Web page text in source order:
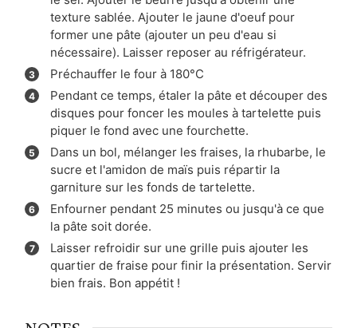
texture sablée. Ajouter le jaune d'oeuf pour
former une pâte (ajouter un peu d'eau si
nécessaire). Laisser reposer au réfrigérateur.
Préchauffer le four à 180°C
Pendant ce temps, étaler la pâte et découper des
disques pour foncer les moules à tartelette puis
piquer le fond avec une fourchette.
Dans un bol, mélanger les fraises, la rhubarbe, le
sucre et l'amidon de maïs puis répartir la
garniture sur les fonds de tartelette.
Enfourner pendant 25 minutes ou jusqu'à ce que
la pâte soit dorée.
Laisser refroidir sur une grille puis ajouter les
quartier de fraise pour finir la présentation. Servir
bien frais. Bon appétit !